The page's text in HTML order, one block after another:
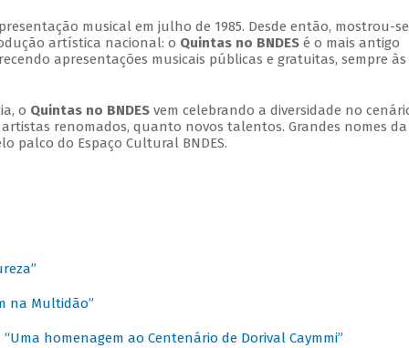
musical em julho de 1985. Desde então, mostrou-se
artística nacional: o Quintas no BNDESé o mais antigo
apresentações musicais públicas e gratuitas, sempre às
o Quintas no BNDESvem celebrando a diversidade no
renomados, quanto novos talentos. Grandes nomes da
palco do Espaço Cultural BNDES.
na Multidão”
homenagem ao Centenário de Dorival Caymmi”